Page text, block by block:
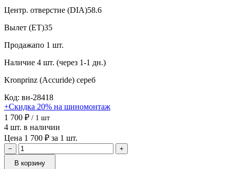
Центр. отверстие (DIA)58.6
Вылет (ET)35
Продажапо 1 шт.
Наличие 4 шт. (через 1-1 дн.)
Kronprinz (Accuride) сереб
Код: вн-28418
+Скидка 20% на шиномонтаж
1 700 ₽ / 1 шт
4 шт. в наличии
Цена 1 700 ₽ за 1 шт.
−
+
В корзину